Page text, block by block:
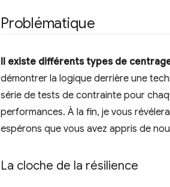
Problématique
Il existe différents types de
démontrer la logique derrière une
série de tests de contrainte pour
performances. À la fin, je vous
espérons que vous avez appris de
La cloche de la résilience